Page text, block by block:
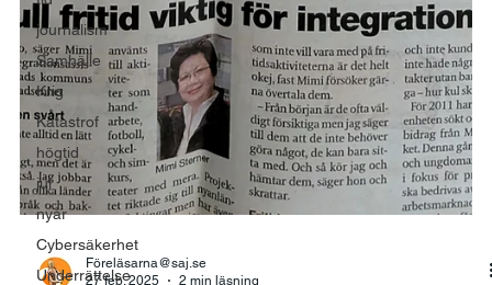
journalism
Samhälle
Krig
Katastrof
högtid
jul
nyår
Cybersäkerhet
Underrättelse